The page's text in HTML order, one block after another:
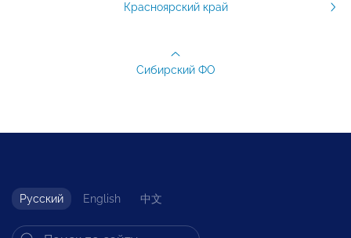
Красноярский край
Сибирский ФО
Русский English 中文